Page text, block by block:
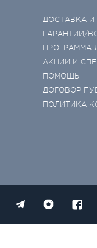
ДОСТАВКА И
ГАРАНТИИ/
ПРОГРАММА
АКЦИИ И
ПОМОЩЬ
ДОГОВОР
ПОЛИТИКА